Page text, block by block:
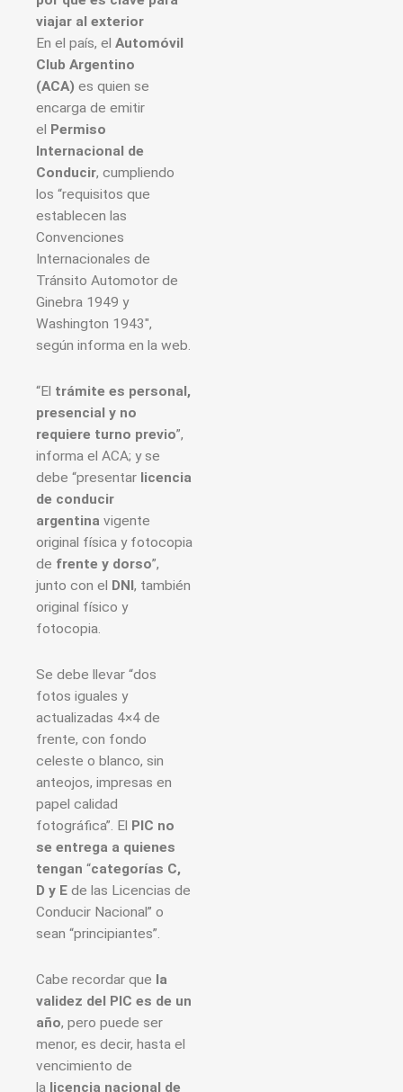
viajar al exterior
En el país, el Automóvil
Club Argentino
(ACA) es quien se
encarga de emitir
el Permiso
Internacional de
Conducir, cumpliendo
los “requisitos que
establecen las
Convenciones
Internacionales de
Tránsito Automotor de
Ginebra 1949 y
Washington 1943″,
según informa en la web.
“El trámite es personal,
presencial y no
requiere turno previo”,
informa el ACA; y se
debe “presentar licencia
de conducir
argentina vigente
original física y fotocopia
de frente y dorso”,
junto con el DNI, también
original físico y
fotocopia.
Se debe llevar “dos
fotos iguales y
actualizadas 4×4 de
frente, con fondo
celeste o blanco, sin
anteojos, impresas en
papel calidad
fotográfica”. El PIC no
se entrega a quienes
tengan “categorías C,
D y E de las Licencias de
Conducir Nacional” o
sean “principiantes”.
Cabe recordar que la
validez del PIC es de un
año, pero puede ser
menor, es decir, hasta el
vencimiento de
la licencia nacional de